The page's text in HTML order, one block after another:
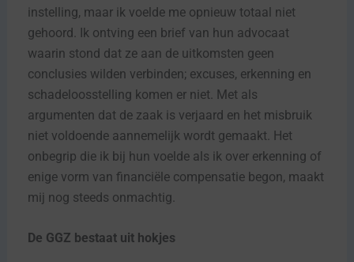
instelling, maar ik voelde me opnieuw totaal niet
gehoord. Ik ontving een brief van hun advocaat
waarin stond dat ze aan de uitkomsten geen
conclusies wilden verbinden; excuses, erkenning en
schadeloosstelling komen er niet. Met als
argumenten dat de zaak is verjaard en het misbruik
niet voldoende aannemelijk wordt gemaakt. Het
onbegrip die ik bij hun voelde als ik over erkenning of
enige vorm van financiële compensatie begon, maakt
mij nog steeds onmachtig.
De GGZ bestaat uit hokjes